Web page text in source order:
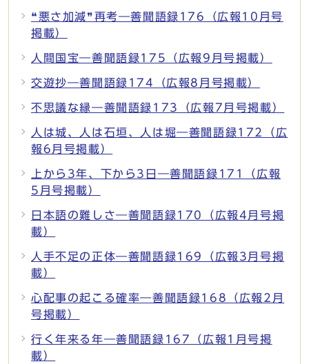
❝悪さ加減❞再考―善聞語録176（広報10月号
掲載）
人間国宝―善聞語録175（広報9月号掲載）
交遊抄―善聞語録174（広報8月号掲載）
不思議な縁―善聞語録173（広報7月号掲載）
人は城、人は石垣、人は堀―善聞語録172（広
報6月号掲載）
上から3年、下から3日―善聞語録171（広報
5月号掲載）
日本語の難しさ―善聞語録170（広報4月号掲
載）
人手不足の正体―善聞語録169（広報3月号掲
載）
心配事の起こる確率―善聞語録168（広報2月
号掲載）
行く年来る年―善聞語録167（広報1月号掲
載）